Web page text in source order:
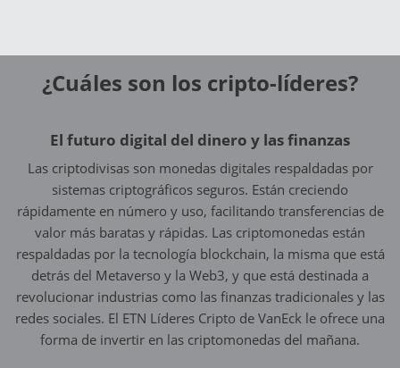
¿Cuáles son los cripto-líderes?
El futuro digital del dinero y las finanzas
Las criptodivisas son monedas digitales respaldadas por
sistemas criptográficos seguros. Están creciendo
rápidamente en número y uso, facilitando transferencias de
valor más baratas y rápidas. Las criptomonedas están
respaldadas por la tecnología blockchain, la misma que está
detrás del Metaverso y la Web3, y que está destinada a
revolucionar industrias como las finanzas tradicionales y las
redes sociales. El ETN Líderes Cripto de VanEck le ofrece una
forma de invertir en las criptomonedas del mañana.